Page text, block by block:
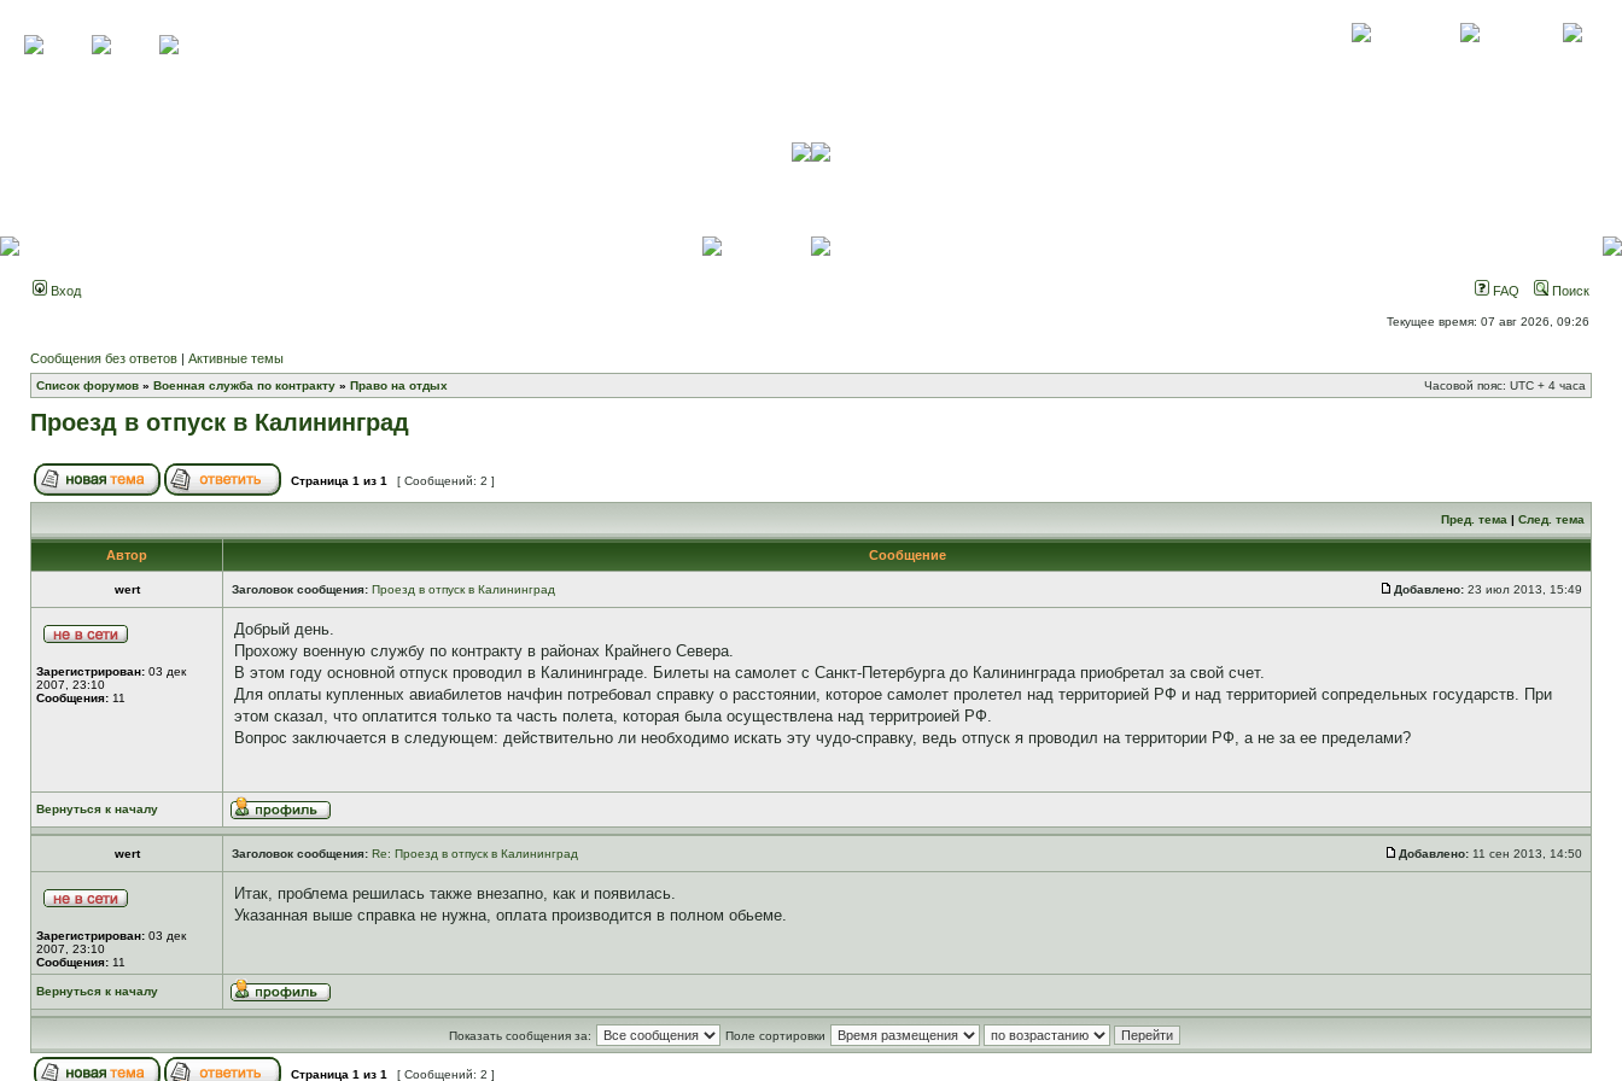
Вход FAQ Поиск
Текущее время: 07 авг 2026, 09:26
Сообщения без ответов | Активные темы
Список форумов » Военная служба по контракту » Право на отдых Часовой пояс: UTC + 4 часа
Проезд в отпуск в Калининград
Страница 1 из 1 [ Сообщений: 2 ]
Пред. тема | След. тема
Автор Сообщение
wert Заголовок сообщения: Проезд в отпуск в Калининград Добавлено: 23 июл 2013, 15:49
Зарегистрирован: 03 дек
2007, 23:10
Сообщения: 11
Добрый день.
Прохожу военную службу по контракту в районах Крайнего Севера.
В этом году основной отпуск проводил в Калининграде. Билеты на самолет с Санкт-Петербурга до Калининграда приобретал за свой счет.
Для оплаты купленных авиабилетов начфин потребовал справку о расстоянии, которое самолет пролетел над территорией РФ и над территорией сопредельных государств. При
этом сказал, что оплатится только та часть полета, которая была осуществлена над территроией РФ.
Вопрос заключается в следующем: действительно ли необходимо искать эту чудо-справку, ведь отпуск я проводил на территории РФ, а не за ее пределами?
Вернуться к началу
wert Заголовок сообщения: Re: Проезд в отпуск в Калининград Добавлено: 11 сен 2013, 14:50
Зарегистрирован: 03 дек
2007, 23:10
Сообщения: 11
Итак, проблема решилась также внезапно, как и появилась.
Указанная выше справка не нужна, оплата производится в полном обьеме.
Вернуться к началу
Показать сообщения за: Поле сортировки
Страница 1 из 1 [ Сообщений: 2 ]